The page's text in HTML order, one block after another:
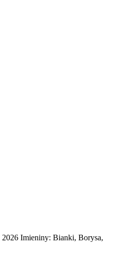
2026 Imieniny: Bianki, Borysa,